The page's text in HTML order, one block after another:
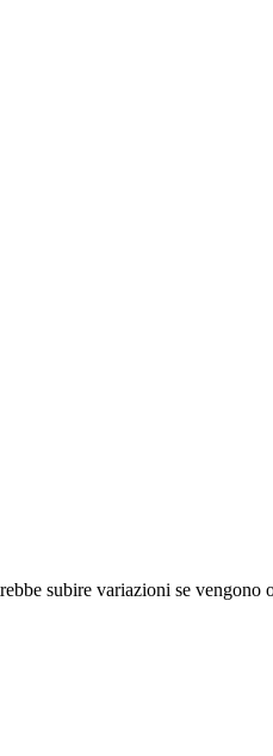
subire variazioni se vengono